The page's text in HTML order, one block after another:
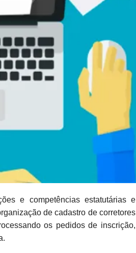
e competências estatutárias e
de cadastro de corretores
os pedidos de inscrição,